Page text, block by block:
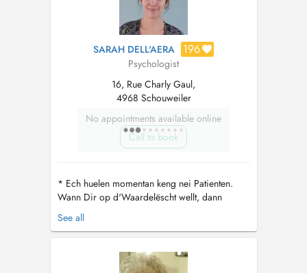
SARAH DELL'AERA 196
Psychologist
16, Rue Charly Gaul,
4968 Schouweiler
No appointments available online
Call to book
* Ech huelen momentan keng nei Patienten.
Wann Dir op d'Waardelëscht wellt, dann
maacht mir e Mail op
Breathe ass eng ganzheetlech psychologesch
(Kand, Job, Partnerschaft...) - Iwwerfuerderung -
Stress - Onsécherheeten - Ëmgang m...
See all